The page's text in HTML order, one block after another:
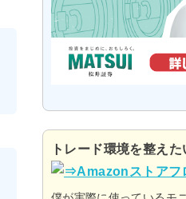
トレード環境を整え